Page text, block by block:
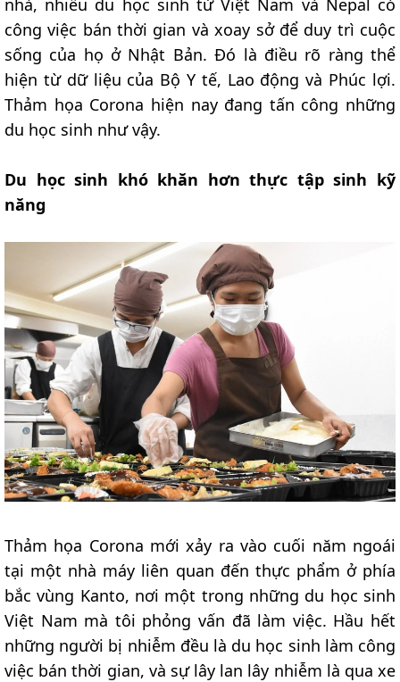
nhà, nhiều du học sinh từ Việt Nam và Nepal có
công việc bán thời gian và xoay sở để duy trì cuộc
sống của họ ở Nhật Bản. Đó là điều rõ ràng thể
hiện từ dữ liệu của Bộ Y tế, Lao động và Phúc lợi.
Thảm họa Corona hiện nay đang tấn công những
du học sinh như vậy.
Du học sinh khó khăn hơn thực tập sinh kỹ
năng
Thảm họa Corona mới xảy ra vào cuối năm ngoái
tại một nhà máy liên quan đến thực phẩm ở phía
bắc vùng Kanto, nơi một trong những du học sinh
Việt Nam mà tôi phỏng vấn đã làm việc. Hầu hết
những người bị nhiễm đều là du học sinh làm công
việc bán thời gian, và sự lây lan lây nhiễm là qua xe